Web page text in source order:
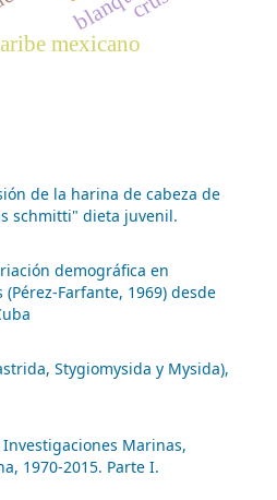
mexicano
de la harina de cabeza de
schmitti" dieta juvenil.
demográfica en
Farfante, 1969) desde
Stygiomysida y Mysida),
Marinas,
1970-2015. Parte I.